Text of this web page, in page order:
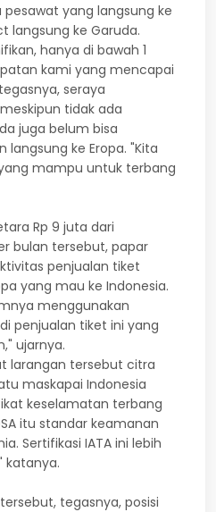
yang langsung ke
langsung ke Garuda.
hanya di bawah 1
kami yang mencapai
seraya
tidak ada
juga belum bisa
ke Eropa. "Kita
mampu untuk terbang
Rp 9 juta dari
bulan tersebut, papar
penjualan tiket
yang mau ke Indonesia.
menggunakan
penjualan tiket ini yang
ujarnya.
larangan tersebut citra
maskapai Indonesia
keselamatan terbang
itu standar keamanan
Sertifikasi IATA ini lebih
katanya.
tegasnya, posisi